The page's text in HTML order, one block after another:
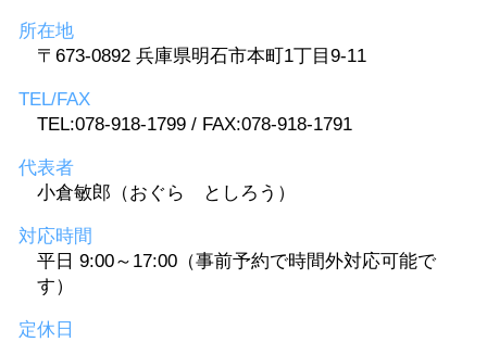
所在地
〒673-0892 兵庫県明石市本町1丁目9-11
TEL/FAX
TEL:078-918-1799 / FAX:078-918-1791
代表者
小倉敏郎（おぐら としろう）
対応時間
平日 9:00～17:00（事前予約で時間外対応可能で
す）
定休日